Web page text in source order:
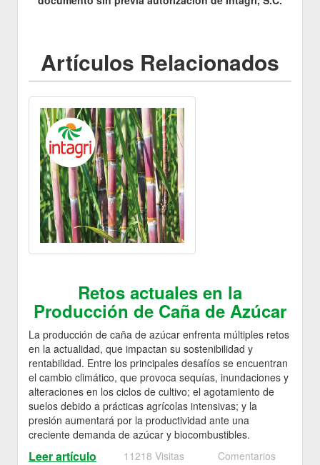
Artículos Relacionados
Retos actuales en la
Producción de Caña de Azúcar
La producción de caña de azúcar enfrenta múltiples retos
en la actualidad, que impactan su sostenibilidad y
rentabilidad. Entre los principales desafíos se encuentran
el cambio climático, que provoca sequías, inundaciones y
alteraciones en los ciclos de cultivo; el agotamiento de
suelos debido a prácticas agrícolas intensivas; y la
presión aumentará por la productividad ante una
creciente demanda de azúcar y biocombustibles.
Leer artículo 11218 Visitas Comentarios